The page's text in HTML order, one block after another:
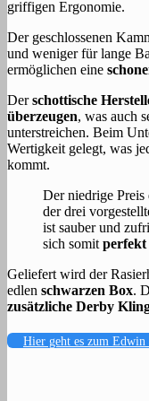
griffigen Ergonomie.
Der geschlossenen
und weniger für lange
ermöglichen eine
Derschottische
überzeugen, was auch
unterstreichen. Beim
Wertigkeit gelegt, was
kommt.
Der niedrige Preis
der drei
ist sauber und
sich somit perfekt
Geliefert wird der
edlen schwarzen Box.
zusätzliche Derby
Hier geht es zum Edwin